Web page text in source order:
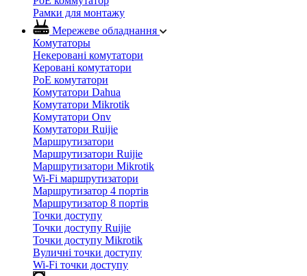
Рамки для монтажу
Мережеве обладнання
Комутаторы
Некеровані комутатори
Керовані комутатори
PoE комутатори
Комутатори Dahua
Комутатори Mikrotik
Комутатори Onv
Комутатори Ruijie
Маршрутизатори
Маршрутизатори Ruijie
Маршрутизатори Mikrotik
Wi-Fi маршрутизатори
Маршрутизатор 4 портів
Маршрутизатор 8 портів
Точки доступу
Точки доступу Ruijie
Точки доступу Mikrotik
Вуличні точки доступу
Wi-Fi точки доступу